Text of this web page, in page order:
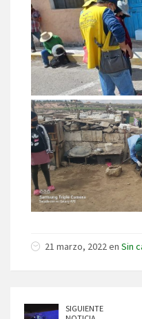
21 marzo, 2022 en Sin
SIGUIENTE